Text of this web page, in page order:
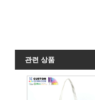
관련 상품